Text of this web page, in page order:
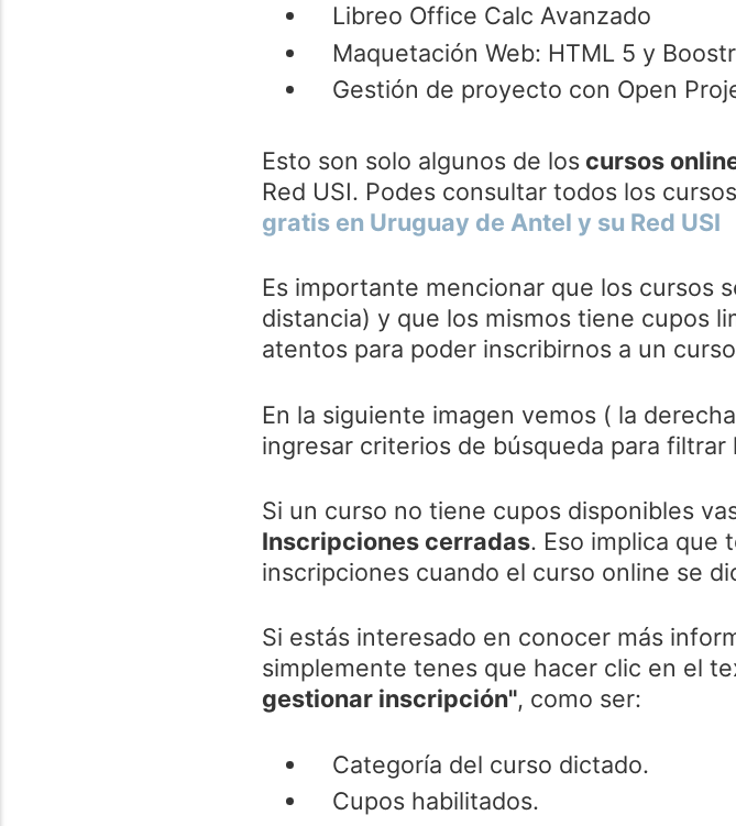
Libreo Office Calc Avanzado
Maquetación Web: HTML 5 y
Gestión de proyecto con Open
Esto son solo algunos de los cursos
Red USI. Podes consultar todos los
gratis en Uruguay de Antel y su Red USI
Es importante mencionar que los cursos
distancia) y que los mismos tiene cupos
atentos para poder inscribirnos a un
En la siguiente imagen vemos ( la
ingresar criterios de búsqueda para filtrar
Si un curso no tiene cupos disponibles
Inscripciones cerradas. Eso implica que
inscripciones cuando el curso online se
Si estás interesado en conocer más
simplemente tenes que hacer clic en el
gestionar inscripción", como ser:
Categoría del curso dictado.
Cupos habilitados.